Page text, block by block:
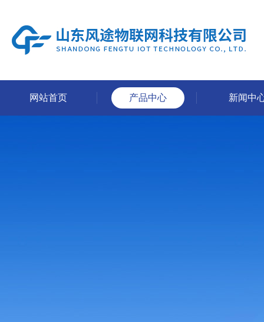
网站首页 产品中心 新闻中